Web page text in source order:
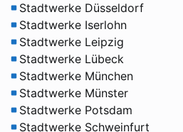
Stadtwerke Düsseldorf
Stadtwerke Iserlohn
Stadtwerke Leipzig
Stadtwerke Lübeck
Stadtwerke München
Stadtwerke Münster
Stadtwerke Potsdam
Stadtwerke Schweinfurt